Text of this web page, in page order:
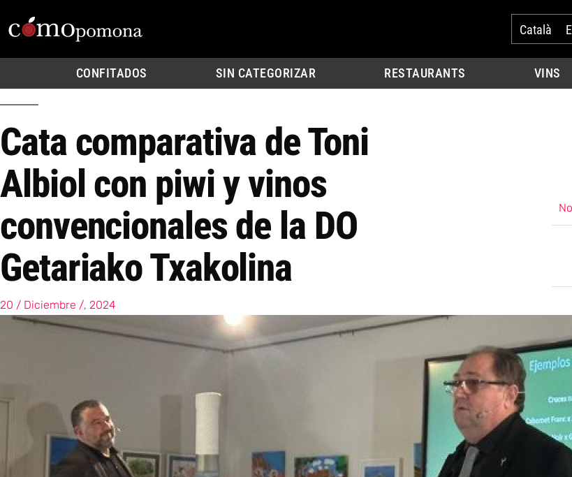
Català
CONFITADOS SIN CATEGORIZAR RESTAURANTS VINS
Cata comparativa de Toni
Albiol con piwi y vinos
convencionales de la DO
Getariako Txakolina
20 / Diciembre /, 2024